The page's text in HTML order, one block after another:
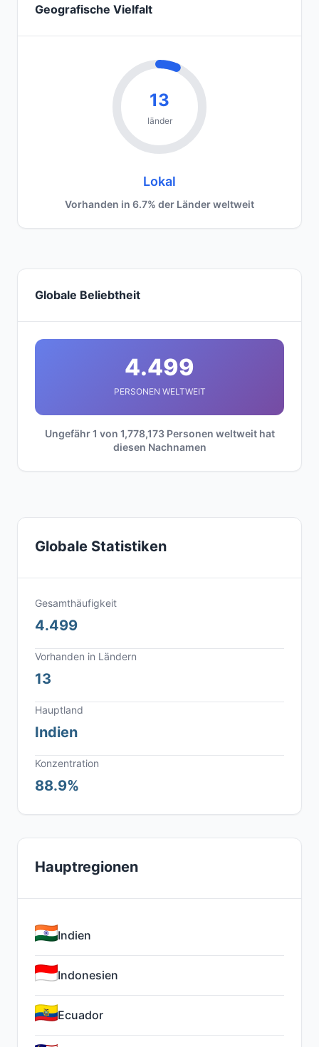
Geografische Vielfalt
13
länder
Lokal
Vorhanden in 6.7% der Länder weltweit
Globale Beliebtheit
4.499
PERSONEN WELTWEIT
Ungefähr 1 von 1,778,173 Personen weltweit hat
diesen Nachnamen
Globale Statistiken
Gesamthäufigkeit
4.499
Vorhanden in Ländern
13
Hauptland
Indien
Konzentration
88.9%
Hauptregionen
Indien
Indonesien
Ecuador